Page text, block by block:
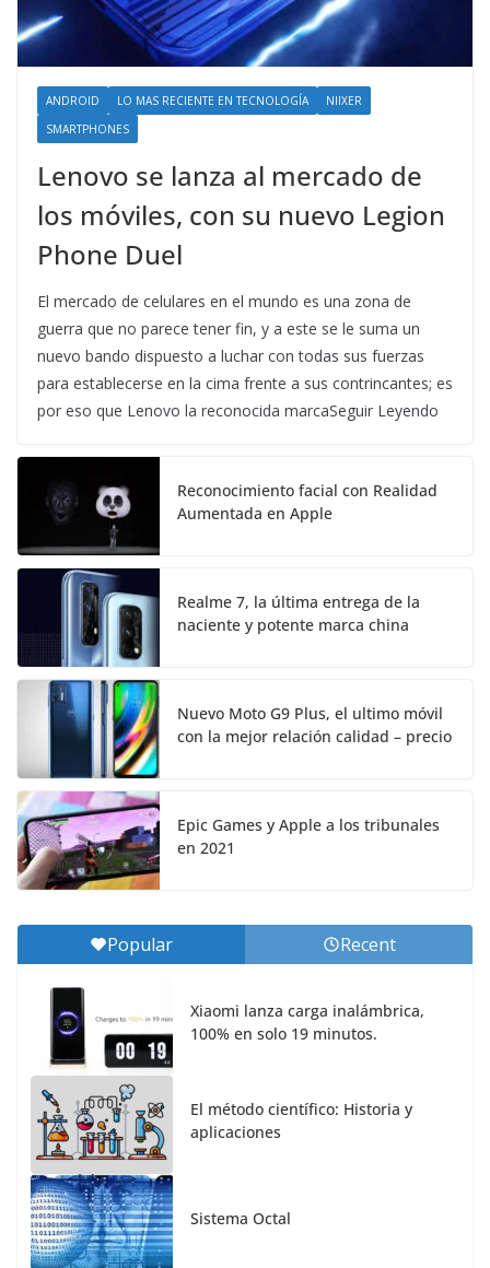
ANDROID LO MAS RECIENTE EN TECNOLOGÍA
NIIXER
SMARTPHONES
Lenovo se lanza al mercado de
los móviles, con su nuevo Legion
Phone Duel
El mercado de celulares en el mundo es una zona de
guerra que no parece tener fin, y a este se le suma un
nuevo bando dispuesto a luchar con todas sus fuerzas
para establecerse en la cima frente a sus contrincantes; es
por eso que Lenovo la reconocida marcaSeguir Leyendo
Reconocimiento facial con Realidad
Aumentada en Apple
Realme 7, la última entrega de la
naciente y potente marca china
Nuevo Moto G9 Plus, el ultimo móvil
con la mejor relación calidad – precio
Epic Games y Apple a los tribunales
en 2021
Popular Recent
Xiaomi lanza carga inalámbrica,
100% en solo 19 minutos.
El método científico: Historia y
aplicaciones
Sistema Octal